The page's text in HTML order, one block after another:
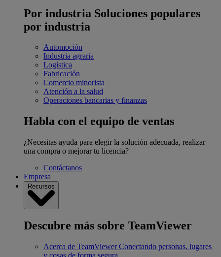
Por industria Soluciones populares
por industria
Automoción
Industria agraria
Logística
Fabricación
Comercio minorista
Atención a la salud
Operaciones bancarias y finanzas
Habla con el equipo de ventas
¿Necesitas ayuda para elegir la solución adecuada, realizar
una compra o mejorar tu licencia?
Contáctanos
Empresa
Recursos
Descubre más sobre TeamViewer
Acerca de TeamViewer Conectando personas, lugares